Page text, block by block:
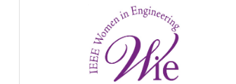
Buscar: